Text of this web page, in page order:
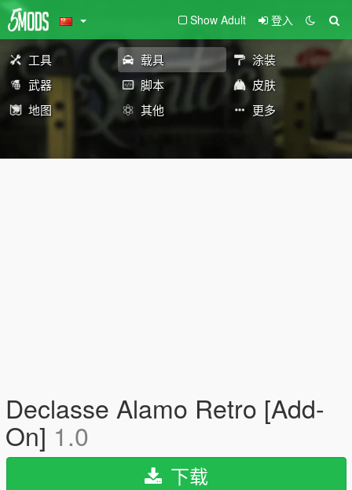
Show Adult 登入
工具 载具
涂装
武器
脚本
皮肤
地图
其他 更多
Declasse Alamo Retro [Add-
On] 1.0
下载